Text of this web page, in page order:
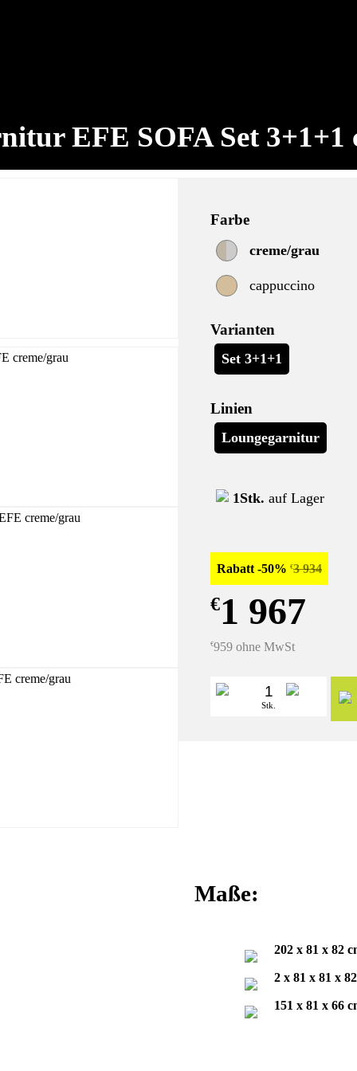
EFE SOFA Set 3+1+1
Farbe
creme/grau
cappuccino
Varianten
Set 3+1+1
Linien
Loungegarnitur
1Stk. auf Lager
Rabatt -50% €3 934
€1 967
€959 ohne MwSt
Stk.
Maße:
202 x 81 x 82
2 x 81 x 81 x
151 x 81 x 66